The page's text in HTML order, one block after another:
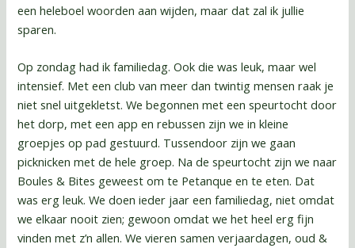
een heleboel woorden aan wijden, maar dat zal ik jullie
sparen.
Op zondag had ik familiedag. Ook die was leuk, maar wel
intensief. Met een club van meer dan twintig mensen raak je
niet snel uitgekletst. We begonnen met een speurtocht door
het dorp, met een app en rebussen zijn we in kleine
groepjes op pad gestuurd. Tussendoor zijn we gaan
picknicken met de hele groep. Na de speurtocht zijn we naar
Boules & Bites geweest om te Petanque en te eten. Dat
was erg leuk. We doen ieder jaar een familiedag, niet omdat
we elkaar nooit zien; gewoon omdat we het heel erg fijn
vinden met z’n allen. We vieren samen verjaardagen, oud &